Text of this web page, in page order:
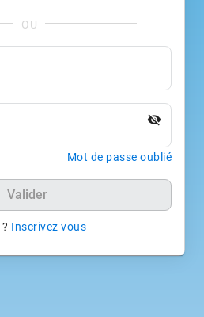
visibility_off
Mot de passe oublié
Valider
Inscrivez vous